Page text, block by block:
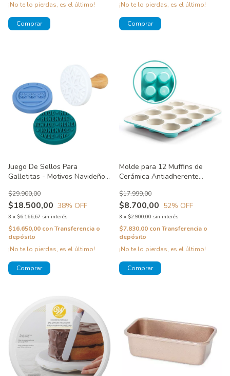
¡No te lo pierdas, es el último!
¡No te lo pierdas, es el último!
Juego De Sellos Para
Galletitas - Motivos Navideños
$18.500,00
$29.900,00
38% OFF
3 x $6.166,67 sin interés
$16.650,00 conTransferencia o
depósito
¡No te lo pierdas, es el último!
Molde para 12 Muffins de
Cerámica Antiadherente
$8.700,00
$17.999,00
52% OFF
3 x $2.900,00 sin interés
$7.830,00 conTransferencia o
depósito
¡No te lo pierdas, es el último!